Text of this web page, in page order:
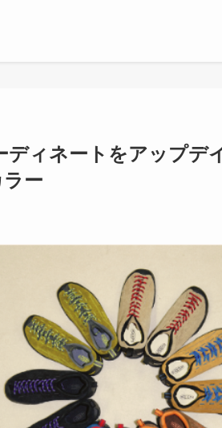
ィネートをアップデ
ー